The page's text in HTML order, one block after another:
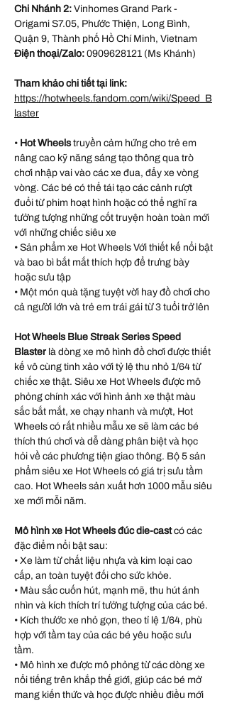
Chi Nhánh 2: Vinhomes Grand Park -
Origami S7.05, Phước Thiện, Long Bình,
Quận 9, Thành phố Hồ Chí Minh, Vietnam
Điện thoại/Zalo: 0909628121 (Ms Khánh)
Tham khảo chi tiết tại link:
https://hotwheels.fandom.com/wiki/Speed_B
laster
• Hot Wheelstruyền cảm hứng cho trẻ em
nâng cao kỹ năng sáng tạo thông qua trò
chơi nhập vai vào các xe đua, đẩy xe vòng
vòng. Các bé có thể tái tạo các cảnh rượt
đuổi từ phim hoạt hình hoặc có thể nghĩ ra
tưởng tượng những cốt truyện hoàn toàn mới
với những chiếc siêu xe
• Sản phẩm xe Hot Wheels Với thiết kế nổi bật
và bao bì bắt mắt thích hợp để trưng bày
hoặc sưu tập
• Một món quà tặng tuyệt vời hay đồ chơi cho
cả người lớn và trẻ em trái gái từ 3 tuổi trở lên
Hot Wheels Blue Streak Series Speed
Blaster là dòng xe mô hình đồ chơi được thiết
kế vô cùng tinh xảo với tỷ lệ thu nhỏ 1/64 từ
chiếc xe thật. Siêu xe Hot Wheels được mô
phỏng chính xác với hình ảnh xe thật màu
sắc bắt mắt, xe chạy nhanh và mượt, Hot
Wheels có rất nhiều mẫu xe sẽ làm các bé
thích thú chơi và dễ dàng phân biệt và học
hỏi về các phương tiện giao thông. Bộ 5 sản
phẩm siêu xe Hot Wheels có giá trị sưu tầm
cao. Hot Wheels sản xuất hơn 1000 mẫu siêu
xe mới mỗi năm.
Mô hình xe Hot Wheels đúc die-castcó các
đặc điểm nổi bật sau:
• Xe làm từ chất liệu nhựa và kim loại cao
cấp, an toàn tuyệt đối cho sức khỏe.
• Màu sắc cuốn hút, mạnh mẽ, thu hút ánh
nhìn và kích thích trí tưởng tượng của các bé.
• Kích thước xe nhỏ gọn, theo tỉ lệ 1/64, phù
hợp với tầm tay của các bé yêu hoặc sưu
tầm.
• Mô hình xe được mô phỏng từ các dòng xe
nổi tiếng trên khắp thế giới, giúp các bé mở
mang kiến thức và học được nhiều điều mới